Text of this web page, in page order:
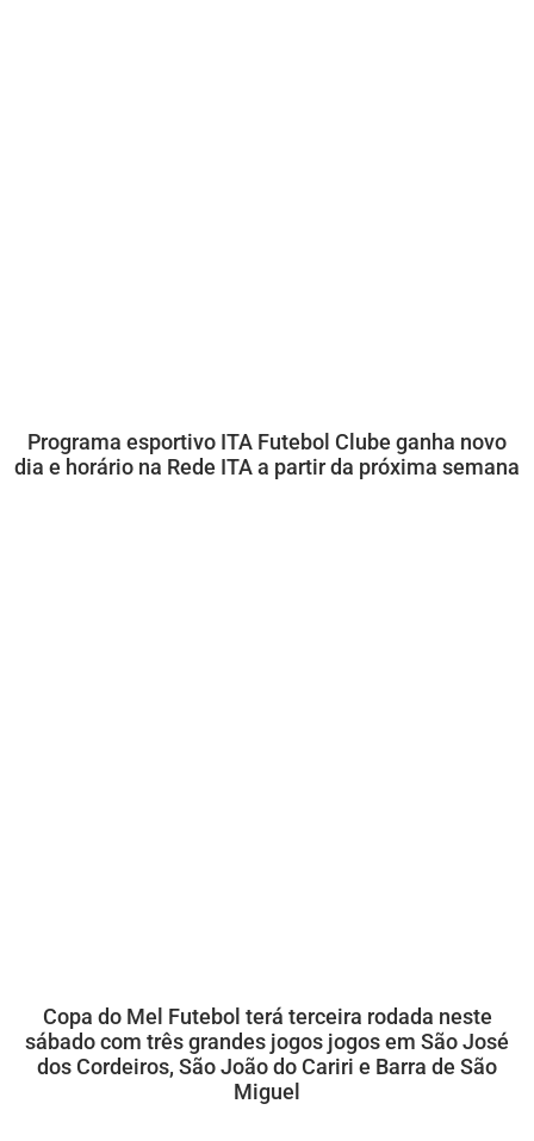
Programa esportivo ITA Futebol Clube ganha novo
dia e horário na Rede ITA a partir da próxima semana
Copa do Mel Futebol terá terceira rodada neste
sábado com três grandes jogos jogos em São José
dos Cordeiros, São João do Cariri e Barra de São
Miguel